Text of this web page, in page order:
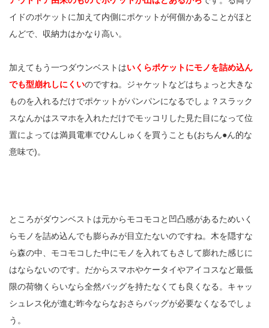
イドのポケットに加えて内側にポケットが何個かあることがほと
んどで、収納力はかなり高い。
加えてもう一つダウンベストはいくらポケットにモノを詰め込ん
でも型崩れしにくいのですね。ジャケットなどはちょっと大きな
ものを入れるだけでポケットがパンパンになるでしょ？スラック
スなんかはスマホを入れただけでモッコリした見た目になって位
置によっては満員電車でひんしゅくを買うことも(おちん●ん的な
意味で)。
ところがダウンベストは元からモコモコと凹凸感があるためいく
らモノを詰め込んでも膨らみが目立たないのですね。木を隠すな
ら森の中、モコモコした中にモノを入れてもさして膨れた感じに
はならないのです。だからスマホやケータイやアイコスなど最低
限の荷物くらいなら全然バッグを持たなくても良くなる。キャッ
シュレス化が進む昨今ならなおさらバッグが必要なくなるでしょ
う。